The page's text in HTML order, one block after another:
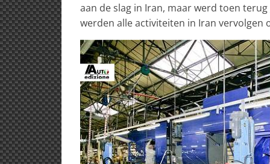
aan de slag in Iran, maar werd toen
werden alle activiteiten in Iran vervolgen